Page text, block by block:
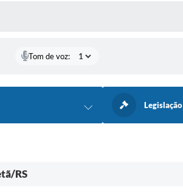
Tom de voz:
Legislação
RS